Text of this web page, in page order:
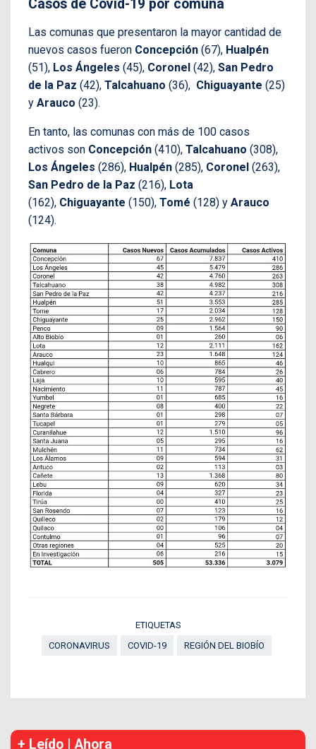
Casos de Covid-19 por comuna
Las comunas que presentaron la mayor cantidad de
nuevos casos fueron Concepción (67), Hualpén
(51), Los Ángeles (45), Coronel (42), San Pedro
de la Paz (42), Talcahuano (36), Chiguayante (25)
y Arauco (23).
En tanto, las comunas con más de 100 casos
activos son Concepción (410), Talcahuano (308),
Los Ángeles (286), Hualpén (285), Coronel (263),
San Pedro de la Paz (216), Lota
(162), Chiguayante (150), Tomé (128) y Arauco
(124).
ETIQUETAS
CORONAVIRUS
COVID-19 REGIÓN DEL BIOBÍO
+ Leído | Ahora